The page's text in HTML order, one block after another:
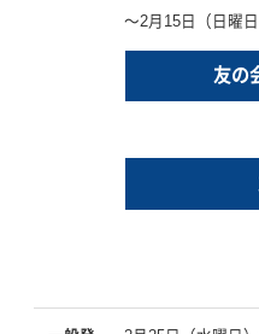
～2月15日（日曜日
友の